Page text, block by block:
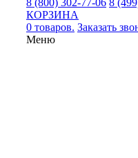
8 (800) 302-77-06 8
КОРЗИНА
0 товаров. Заказать
Меню